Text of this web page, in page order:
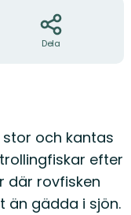
Dela
och kantas
efter
där rovfisken
än gädda i sjön.